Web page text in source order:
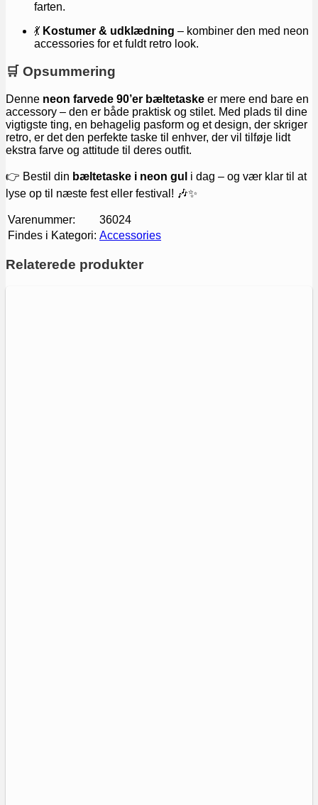
farten.
💃 Kostumer & udklædning – kombiner den med neon
accessories for et fuldt retro look.
🛒 Opsummering
Denne neon farvede 90’er bæltetaske er mere end bare en
accessory – den er både praktisk og stilet. Med plads til dine
vigtigste ting, en behagelig pasform og et design, der skriger
retro, er det den perfekte taske til enhver, der vil tilføje lidt
ekstra farve og attitude til deres outfit.
👉 Bestil din bæltetaske i neon gul i dag – og vær klar til at
lyse op til næste fest eller festival! 🎶✨
Varenummer:
36024
Findes i Kategori: Accessories
Relaterede produkter